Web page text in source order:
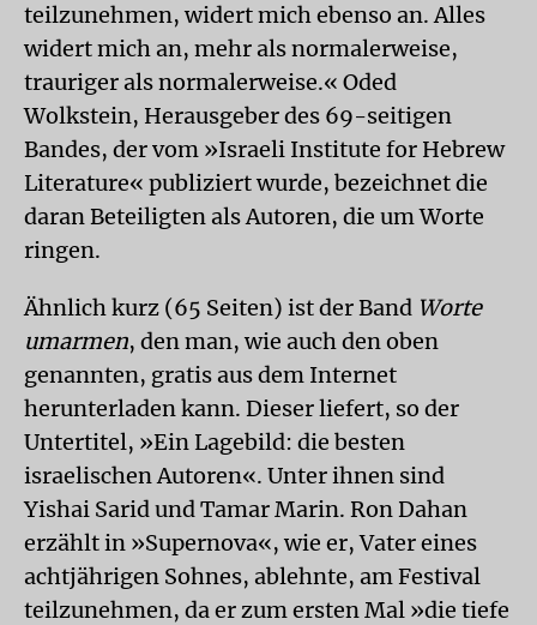
teilzunehmen, widert mich ebenso an. Alles
widert mich an, mehr als normalerweise,
trauriger als normalerweise.« Oded
Wolkstein, Herausgeber des 69-seitigen
Bandes, der vom »Israeli Institute for Hebrew
Literature« publiziert wurde, bezeichnet die
daran Beteiligten als Autoren, die um Worte
ringen.
Ähnlich kurz (65 Seiten) ist der Band Worte
umarmen, den man, wie auch den oben
genannten, gratis aus dem Internet
herunterladen kann. Dieser liefert, so der
Untertitel, »Ein Lagebild: die besten
israelischen Autoren«. Unter ihnen sind
Yishai Sarid und Tamar Marin. Ron Dahan
erzählt in »Supernova«, wie er, Vater eines
achtjährigen Sohnes, ablehnte, am Festival
teilzunehmen, da er zum ersten Mal »die tiefe